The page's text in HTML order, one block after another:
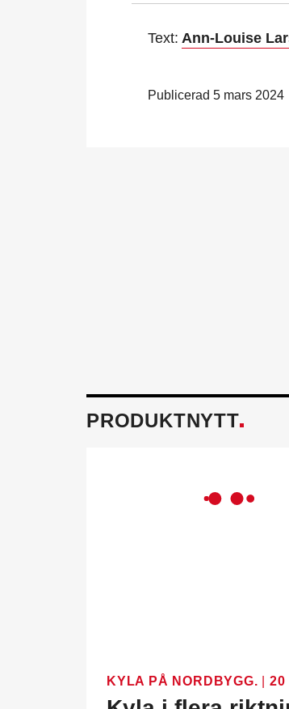
Text: Ann-Louise
Publicerad 5 mars 2024
PRODUKTNYTT
KYLA PÅ NORDBYGG. 20